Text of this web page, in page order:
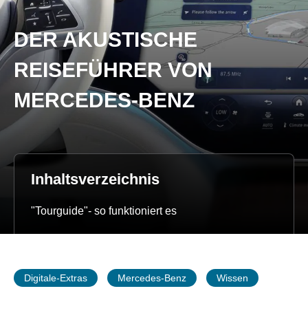
DER AKUSTISCHE
REISEFÜHRER VON
MERCEDES-BENZ
Inhaltsverzeichnis
"Tourguide"- so funktioniert es
Digitale-Extras Mercedes-Benz Wissen